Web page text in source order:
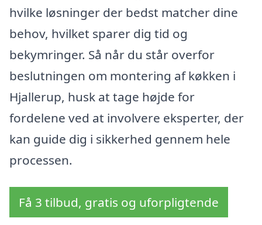
hvilke løsninger der bedst matcher dine
behov, hvilket sparer dig tid og
bekymringer. Så når du står overfor
beslutningen om montering af køkken i
Hjallerup, husk at tage højde for
fordelene ved at involvere eksperter, der
kan guide dig i sikkerhed gennem hele
processen.
Få 3 tilbud, gratis og uforpligtende